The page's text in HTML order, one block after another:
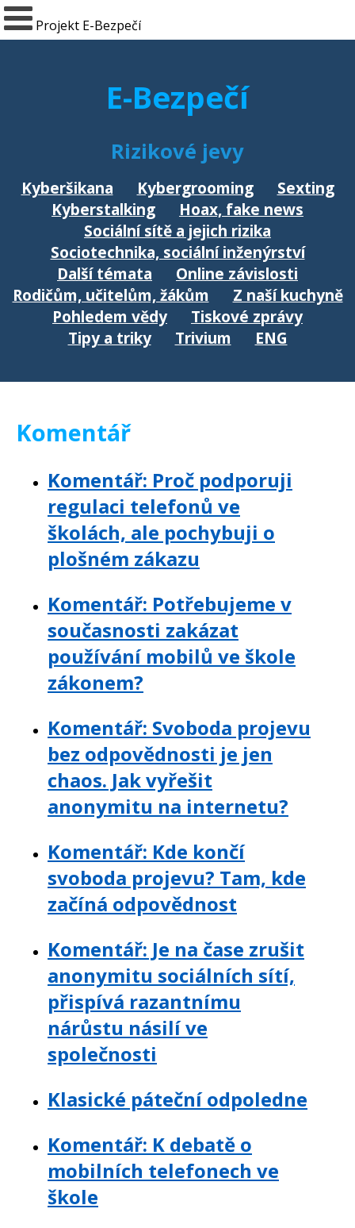
Projekt E-Bezpečí
E-Bezpečí
Rizikové jevy
Kyberšikana Kybergrooming
Sexting
Kyberstalking
Hoax, fake news
Sociální sítě a jejich rizika
Sociotechnika, sociální inženýrství
Další témata
Online závislosti
Rodičům, učitelům, žákům
Z naší kuchyně
Pohledem vědy
Tiskové zprávy
Tipy a triky
Trivium ENG
Komentář
Komentář: Proč podporuji
regulaci telefonů ve
školách, ale pochybuji o
plošném zákazu
Komentář: Potřebujeme v
současnosti zakázat
používání mobilů ve škole
zákonem?
Komentář: Svoboda projevu
bez odpovědnosti je jen
chaos. Jak vyřešit
anonymitu na internetu?
Komentář: Kde končí
svoboda projevu? Tam, kde
začíná odpovědnost
Komentář: Je na čase zrušit
anonymitu sociálních sítí,
přispívá razantnímu
nárůstu násilí ve
společnosti
Klasické páteční odpoledne
Komentář: K debatě o
mobilních telefonech ve
škole